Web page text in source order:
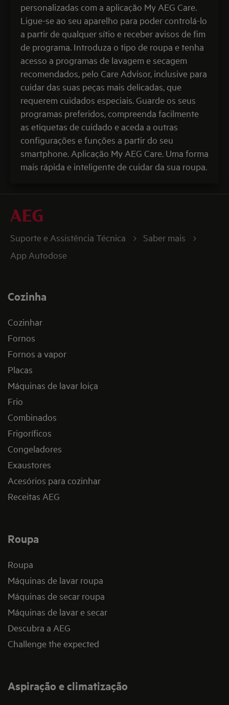
personalizadas com a aplicação My AEG Care.
Ligue-se ao seu aparelho para poder controlá-lo
a partir de qualquer sítio e receber avisos de fim
de programa. Introduza o tipo de roupa e tenha
acesso a programas de lavagem e secagem
recomendados, pelo Care Advisor, inclusive para
cuidar das suas peças mais delicadas, que
requerem cuidados especiais. Guarde os seus
programas preferidos, compreenda facilmente
as etiquetas de cuidado e aceda a outras
configurações e funções a partir do seu
smartphone. Aplicação My AEG Care. Uma forma
mais rápida e inteligente de cuidar da sua roupa.
Suporte e Assistência Técnica
Saber mais
App Autodose
Cozinha
Cozinhar
Fornos
Fornos a vapor
Placas
Máquinas de lavar loiça
Frio
Combinados
Frigoríficos
Congeladores
Exaustores
Acesórios para cozinhar
Receitas AEG
Roupa
Roupa
Máquinas de lavar roupa
Máquinas de secar roupa
Máquinas de lavar e secar
Descubra a AEG
Challenge the expected
Aspiração e climatização